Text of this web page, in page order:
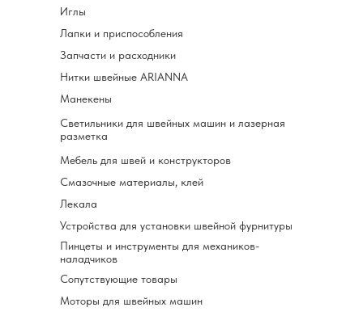
Лапки и приспособления
Светильники для швейных машин и лазерная
разметка
Нитки швейные ARIANNA
Смазочные материалы, клей
Запчасти и расходники
Мебель для швей и конструкторов
Иглы
Манекены
Лекала
Устройства для установки швейной фурнитуры
Пинцеты и инструменты для механиков-
наладчиков
Сопутствующие товары
Моторы для швейных машин